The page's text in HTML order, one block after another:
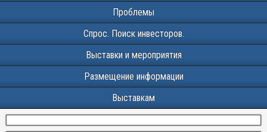
Проблемы
Спрос. Поиск инвесторов.
Выставки и мероприятия
Размещение информации
Выставкам